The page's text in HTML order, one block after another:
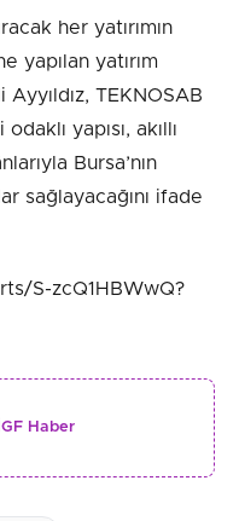
her yatırımın
yapılan yatırım
TEKNOSAB
yapısı, akıllı
Bursa’nın
sağlayacağını ifade
S-zcQ1HBWwQ?
İGF Haber